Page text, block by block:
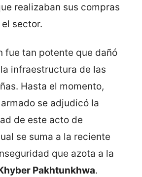
realizaban sus compras
sector.
fue tan potente que dañó
infraestructura de las
Hasta el momento,
se adjudicó la
de este acto de
se suma a la reciente
que azota a la
Pakhtunkhwa.